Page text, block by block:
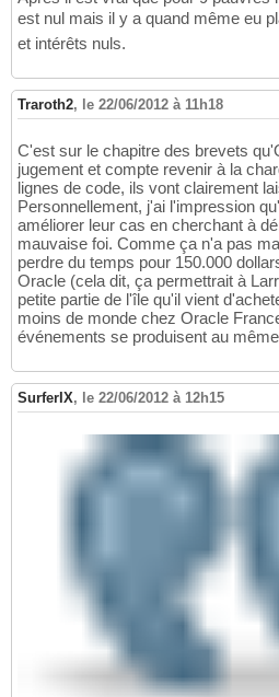
est nul mais il y a quand même eu
et intérêts nuls.
Traroth2, le 22/06/2012 à 11h18
C'est sur le chapitre des brevets
jugement et compte revenir à la
lignes de code, ils vont clairement
Personnellement, j'ai l'impression
améliorer leur cas en cherchant à
mauvaise foi. Comme ça n'a pas
perdre du temps pour 150.000
Oracle (cela dit, ça permettrait à
petite partie de l'île qu'il vient
moins de monde chez Oracle
événements se produisent au
SurferIX, le 22/06/2012 à 12h15